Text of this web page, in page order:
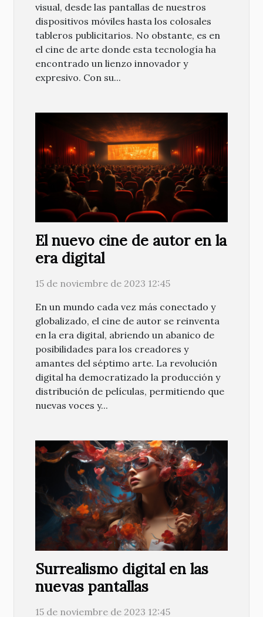
visual, desde las pantallas de nuestros
dispositivos móviles hasta los colosales
tableros publicitarios. No obstante, es en
el cine de arte donde esta tecnología ha
encontrado un lienzo innovador y
expresivo. Con su...
El nuevo cine de autor en la
era digital
15 de noviembre de 2023 12:45
En un mundo cada vez más conectado y
globalizado, el cine de autor se reinventa
en la era digital, abriendo un abanico de
posibilidades para los creadores y
amantes del séptimo arte. La revolución
digital ha democratizado la producción y
distribución de películas, permitiendo que
nuevas voces y...
Surrealismo digital en las
nuevas pantallas
15 de noviembre de 2023 12:45